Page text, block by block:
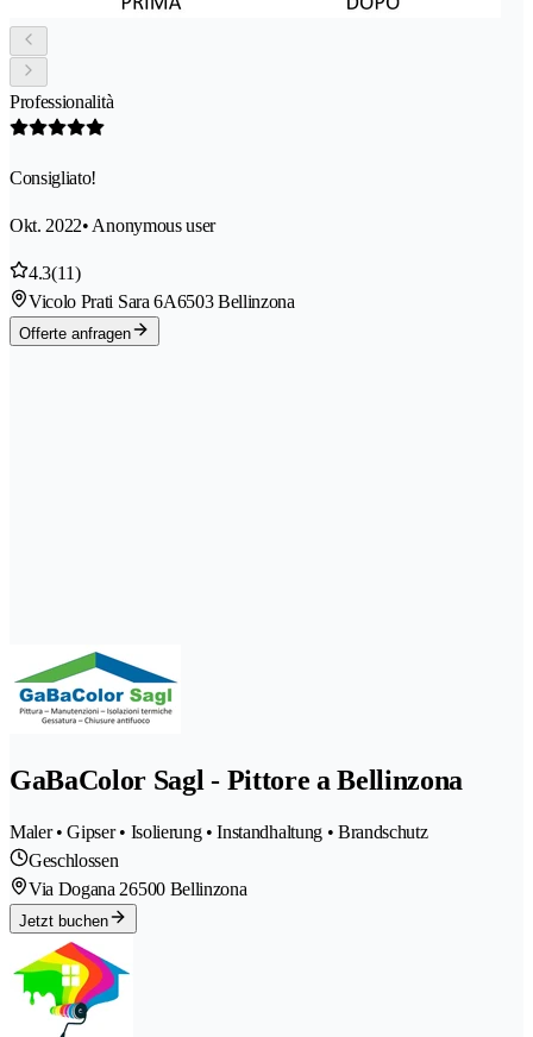
Professionalità
Consigliato!
Okt. 2022• Anonymous user
4.3(11)
Vicolo Prati Sara 6A6503 Bellinzona
Offerte anfragen
GaBaColor Sagl - Pittore a Bellinzona
Maler • Gipser • Isolierung • Instandhaltung • Brandschutz
Geschlossen
Via Dogana 26500 Bellinzona
Jetzt buchen